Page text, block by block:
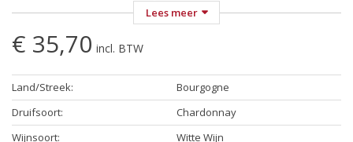
limoen en gele appel.
Wijn-Spijs: Deze Chablis is een uitstekende begeleider van alle
met zorg klaargemaakte visgerechten en oesters
Temperatuur: Koel serveren bij 12-14 °C
Chablis 1er Cru Mont de Milieu van Agnès Gleizes is een
voortreffelijke witte wijn uit de beroemde Chablis-regio in
Bourgondië, Frankrijk. Agnès Gleizes staat bekend om haar
Lees meer
€ 35,70 incl. BTW
Land/Streek:
Bourgogne
Druifsoort:
Chardonnay
Wijnsoort:
Witte Wijn